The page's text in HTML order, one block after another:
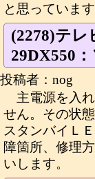
と思っています
(2278)テ
29DX550：
投稿者：nog
主電源を入
せん。その状
スタンバイＬ
障箇所、修理
いします。